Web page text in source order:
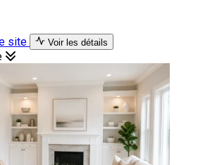
site Voir les détails